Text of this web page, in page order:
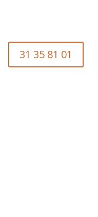
31 35 81 01